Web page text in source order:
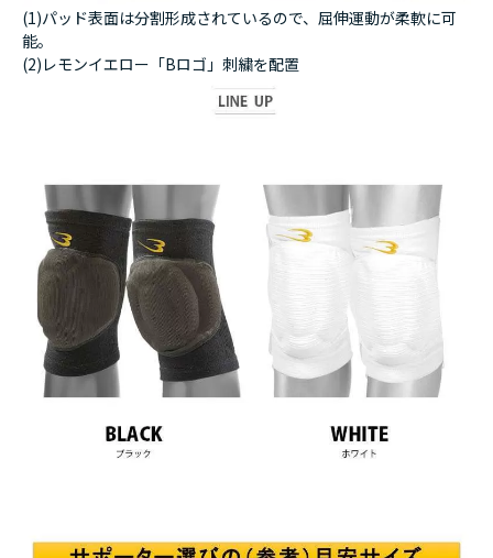
(1)パッド表面は分割形成されているので、屈伸運動が柔軟に可
能。
(2)レモンイエロー「Bロゴ」刺繍を配置